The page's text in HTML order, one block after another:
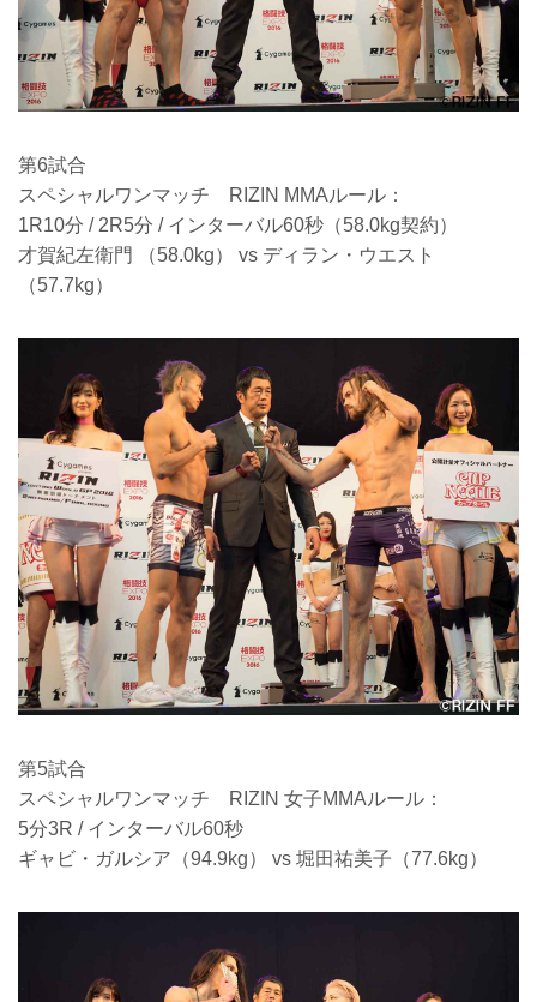
第6試合
スペシャルワンマッチ RIZIN MMAルール：
1R10分 / 2R5分 / インターバル60秒（58.0kg契約）
才賀紀左衛門 （58.0kg） vs ディラン・ウエスト
（57.7kg）
第5試合
スペシャルワンマッチ RIZIN 女子MMAルール：
5分3R / インターバル60秒
ギャビ・ガルシア（94.9kg） vs 堀田祐美子（77.6kg）